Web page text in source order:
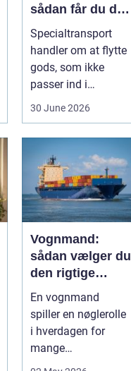
sådan får du dit
gods sikkert
frem
Specialtransport
handler om at flytte
gods, som ikke
passer ind i
godstransp...
30 June 2026
Vognmand:
sådan vælger du
den rigtige
samarbejdspart
ner
En vognmand
spiller en nøglerolle
i hverdagen for
mange